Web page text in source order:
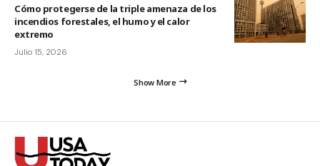
Cómo protegerse de la triple amenaza de los
incendios forestales, el humo y el calor
extremo
Julio 15, 2026
Show More